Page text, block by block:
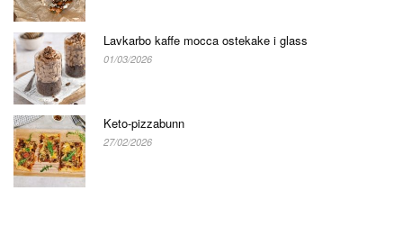
Lavkarbo kaffe mocca ostekake i glass
01/03/2026
Keto-pizzabunn
27/02/2026